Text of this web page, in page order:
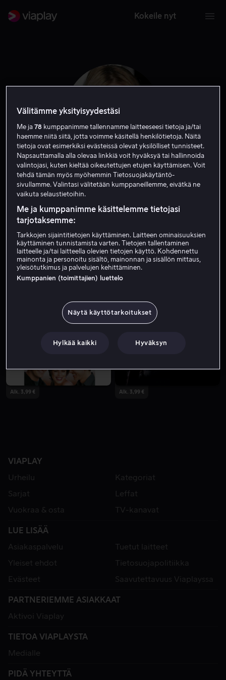
Kokeile nyt
Kelly Rowan
Näyttelijä
Alk. 3,99 € Alk. 3,99 €
VIAPLAY
Urheilu
Kategoriat
Sarjat
Leffat
Vuokraa & osta
TV-kanavat
LUE LISÄÄ
Asiakaspalvelu
Tuetut laitteet
Yleiset ehdot
Tietosuojapolitiikka
Evästeet
Saavutettavuus Viaplayssa
PARTNERIEMME ASIAKKAAT
Aktivoi Viaplay
TIETOA VIAPLAYSTA
Medialle
PIDÄ YHTEYTTÄ
Välitämme yksityisyydestäsi
Me ja78 kumppanimme tallennamme laitteeseesi tietoja ja/tai
haemme niitä siitä, jotta voimme käsitellä henkilötietoja. Näitä
tietoja ovat esimerkiksi evästeissä olevat yksilölliset tunnisteet.
Napsauttamalla alla olevaa linkkiä voit hyväksyä tai hallinnoida
valintojasi, kuten kieltää oikeutettujen etujen käyttämisen. Voit
tehdä tämän myös myöhemmin Tietosuojakäytäntö-
sivullamme. Valintasi välitetään kumppaneillemme, eivätkä ne
vaikuta selaustietoihin.
Me ja kumppanimme käsittelemme tietojasi
tarjotaksemme:
Tarkkojen sijaintitietojen käyttäminen. Laitteen ominaisuuksien
käyttäminen tunnistamista varten. Tietojen tallentaminen
laitteelle ja/tai laitteella olevien tietojen käyttö. Kohdennettu
mainonta ja personoitu sisältö, mainonnan ja sisällön mittaus,
yleisötutkimus ja palvelujen kehittäminen.
Kumppanien (toimittajien) luettelo
Näytä käyttötarkoitukset
Hylkää kaikki Hyväksyn